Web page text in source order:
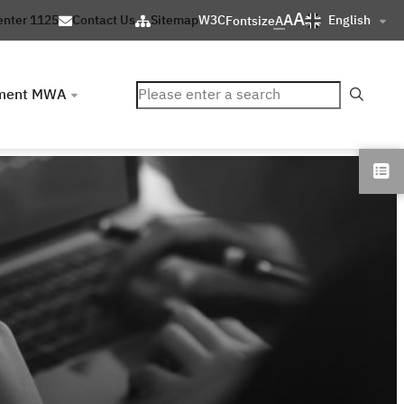
1125 Contact Us SitemapW3CFontsizeAAA English
MWA ค้นหา